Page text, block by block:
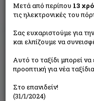
Μετά από περίπου 13
τις ηλεκτρονικές του
Σας ευχαριστούμε για
και ελπίζουμε να
Αυτό το ταξίδι μπορεί
προοπτική για νέα
Στο επανιδείν!
(31/1/2024)